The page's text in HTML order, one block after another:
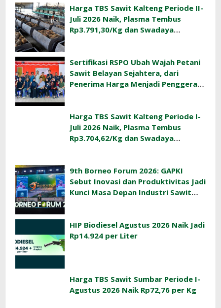
Harga TBS Sawit Kalteng Periode II-
Juli 2026 Naik, Plasma Tembus
Rp3.791,30/Kg dan Swadaya
Sertifikasi RSPO Ubah Wajah Petani
Sawit Belayan Sejahtera, dari
Penerima Harga Menjadi Penggerak
Harga TBS Sawit Kalteng Periode I-
Juli 2026 Naik, Plasma Tembus
Rp3.704,62/Kg dan Swadaya
9th Borneo Forum 2026: GAPKI
Sebut Inovasi dan Produktivitas Jadi
Kunci Masa Depan Industri Sawit
HIP Biodiesel Agustus 2026 Naik Jadi
Rp14.924 per Liter
Harga TBS Sawit Sumbar Periode I-
Agustus 2026 Naik Rp72,76 per Kg